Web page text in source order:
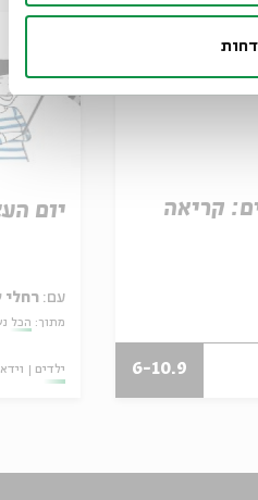
קריאה
6-10.9
יום
עם: רחלי שלו ורעות
מתוך: הכל
ילדים